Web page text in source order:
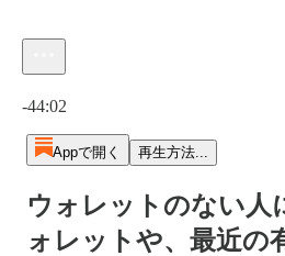
-44:02
Appで開く 再生方法...
ウォレットのない人
ォレットや、最近の